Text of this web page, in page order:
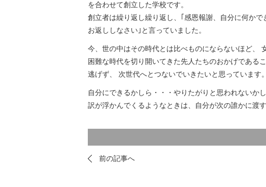
を合わせて創立した学校です。
創立者は繰り返し繰り返し、｢感恩報謝、自分に何か
お返ししなさい｣と言っていました。
今、世の中はその時代とは比べものにならないほど、
困難な時代を切り開いてきた先人たちのおかげである
逃げず、 次世代へとつないでいきたいと思っています。
自分にできるかしら・・・やりたがりと思われないか
訳が浮かんでくるようなときは、自分が次の誰かに渡
前の記事へ